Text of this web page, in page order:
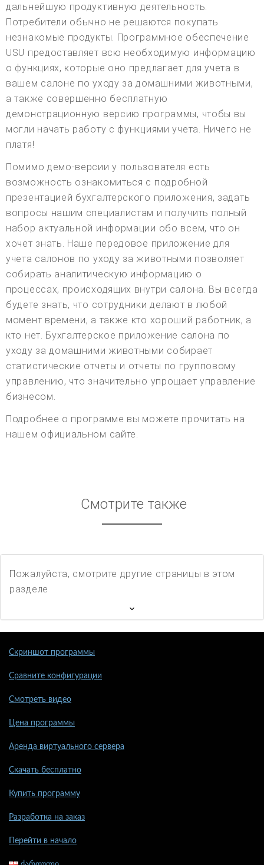
дальнейшую продуктивную деятельность.
Потребители обычно не решаются покупать
незнакомые продукты. Программное обеспечение
USU предоставляет всю необходимую информацию
о функциях, которые оно предлагает для учета в
вашем салоне по уходу за домашними животными,
а также совершенно бесплатную
демонстрационную версию программы, чтобы вы
могли начать работу с функциями учета. Ничего не
платя!
Помимо демо-версии у пользователя есть
возможность ознакомиться с подробной
презентацией бухгалтерского приложения, задать
вопросы нашим специалистам и получить полный
набор актуальной информации обо всем, что он
хочет знать. Наше передовое приложение для
учета салонов по уходу за животными позволяет
собирать аналитическую информацию о
процессах, происходящих внутри салона. Вы всегда
будете знать, что сотрудники делают в любой
момент времени, а также кто хороший работник, а
кто нет. Бухгалтерское приложение салона по
уходу за домашними животными собирает
статистические отчеты и отчеты по групповому
управлению, что значительно упрощает управление
бизнесом.
Подробнее о программе вы можете прочитать на
нашем официальном сайте.
Смотрите также
Пожалуйста, смотрите другие страницы в этом
разделе
Скриншот программы
Сравните конфигурации
Смотреть видео
Цена программы
Аренда виртуального сервера
Скачать бесплатно
Купить программу
Разработка на заказ
Перейти в начало